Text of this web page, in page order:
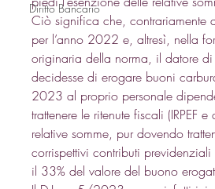
Diritto Bancario
Ciò significa che, contrariamente
per l’anno 2022 e, altresì, nella
originaria della norma, il datore
decidesse di erogare buoni
2023 al proprio personale
trattenere le ritenute fiscali (IRPEF
relative somme, pur dovendo
corrispettivi contributi
il 33% del valore del buono